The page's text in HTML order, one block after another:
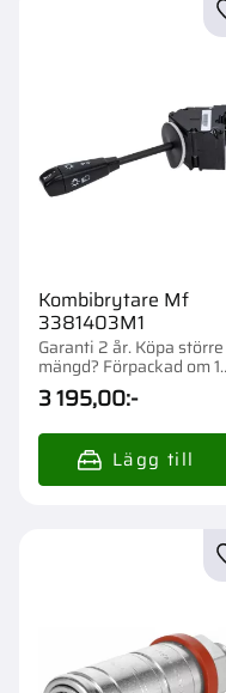
Kombibrytare Mf
3381403M1
Garanti 2 år. Köpa större
mängd? Förpackad om 1
st.
3 195,00:-